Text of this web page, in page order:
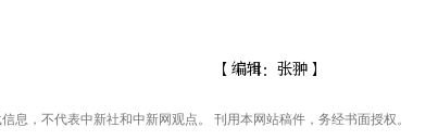
【编辑：张翀】
息，不代表中新社和中新网观点。 刊用本网站稿件，务经书面授权。